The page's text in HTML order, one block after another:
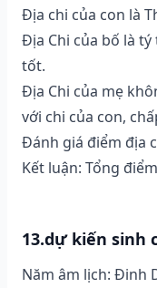
Địa chi của con là
Địa Chi của bố là
tốt.
Địa Chi của mẹ
với chi của con,
Đánh giá điểm địa
Kết luận: Tổng
13.dự kiến sinh
Năm âm lịch: Đinh